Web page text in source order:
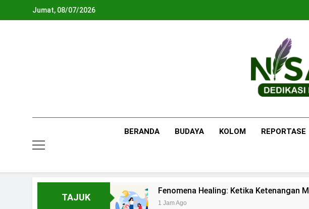
Jumat, 08/07/2026
BERANDA BUDAYA KOLOM REPORTASE
TAJUK
Fenomena Healing: Ketika Ketenangan
1 Jam Ago